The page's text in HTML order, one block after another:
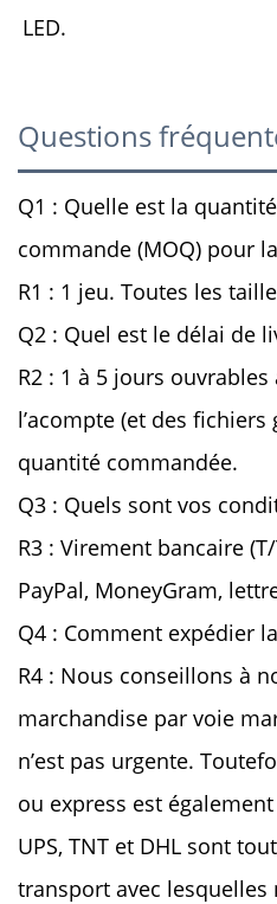
LED.
Questions
Q1 : Quelle est la
commande (MOQ) pour
R1 : 1 jeu. Toutes les
Q2 : Quel est le délai de
R2 : 1 à 5 jours
l’acompte (et des
quantité commandée.
Q3 : Quels sont vos
R3 : Virement bancaire
PayPal, MoneyGram,
Q4 : Comment expédier
R4 : Nous conseillons à
marchandise par voie
n’est pas urgente.
ou express est également
UPS, TNT et DHL sont
transport avec